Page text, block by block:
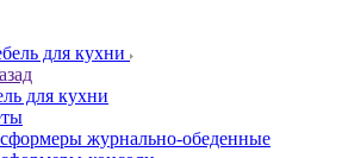
для кухни
для кухни
журнально-обеденные